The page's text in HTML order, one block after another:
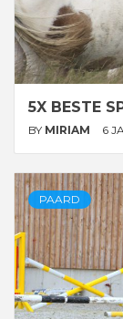
5X BESTE
BY MIRIAM 6
PAARD